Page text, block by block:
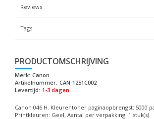
Reviews
Tags
PRODUCTOMSCHRIJVING
Merk: Canon
Artikelnummer: CAN-1251C002
Levertijd: 1-3 dagen
Canon 046 H. Kleurentoner paginaopbrengst: 5000
Printkleuren: Geel, Aantal per verpakking: 1 stuk(s)